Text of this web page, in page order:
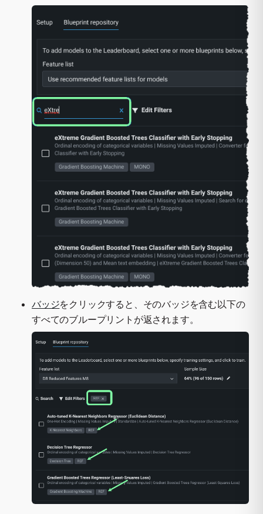
バッジをクリックすると、そのバッジを含む以下の
すべてのブループリントが返されます。